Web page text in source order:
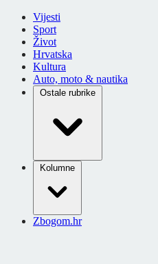
Vijesti
Sport
Život
Hrvatska
Kultura
Auto, moto & nautika
Ostale rubrike
Kolumne
Zbogom.hr